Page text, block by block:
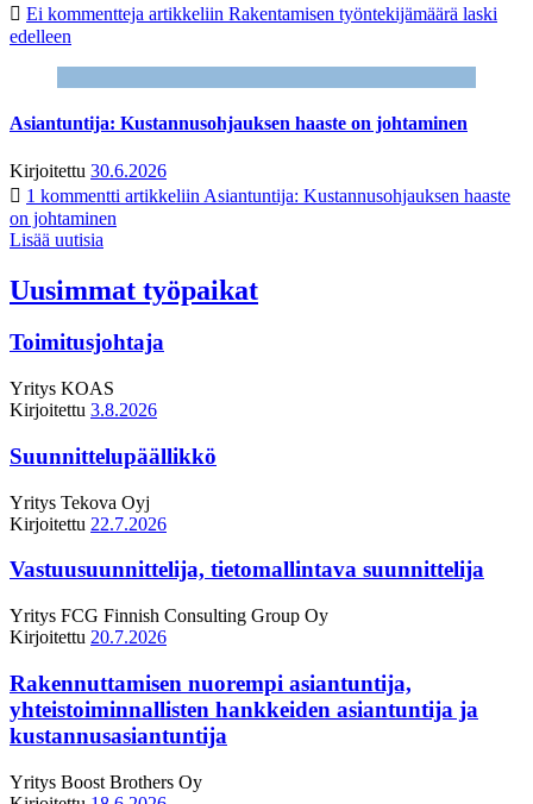
Ei kommentteja artikkeliin Rakentamisen työntekijämäärä laski
edelleen
Asiantuntija: Kustannusohjauksen haaste on johtaminen
Kirjoitettu 30.6.2026
1 kommentti artikkeliin Asiantuntija: Kustannusohjauksen haaste
on johtaminen
Lisää uutisia
Uusimmat työpaikat
Toimitusjohtaja
Yritys KOAS
Kirjoitettu 3.8.2026
Suunnittelupäällikkö
Yritys Tekova Oyj
Kirjoitettu 22.7.2026
Vastuusuunnittelija, tietomallintava suunnittelija
Yritys FCG Finnish Consulting Group Oy
Kirjoitettu 20.7.2026
Rakennuttamisen nuorempi asiantuntija,
yhteistoiminnallisten hankkeiden asiantuntija ja
kustannusasiantuntija
Yritys Boost Brothers Oy